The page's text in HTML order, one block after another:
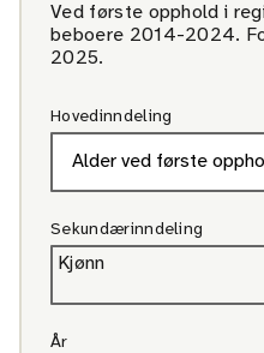
Ved første opphold i
beboere 2014-2024.
2025.
Hovedinndeling
Sekundærinndeling
Kjønn
År